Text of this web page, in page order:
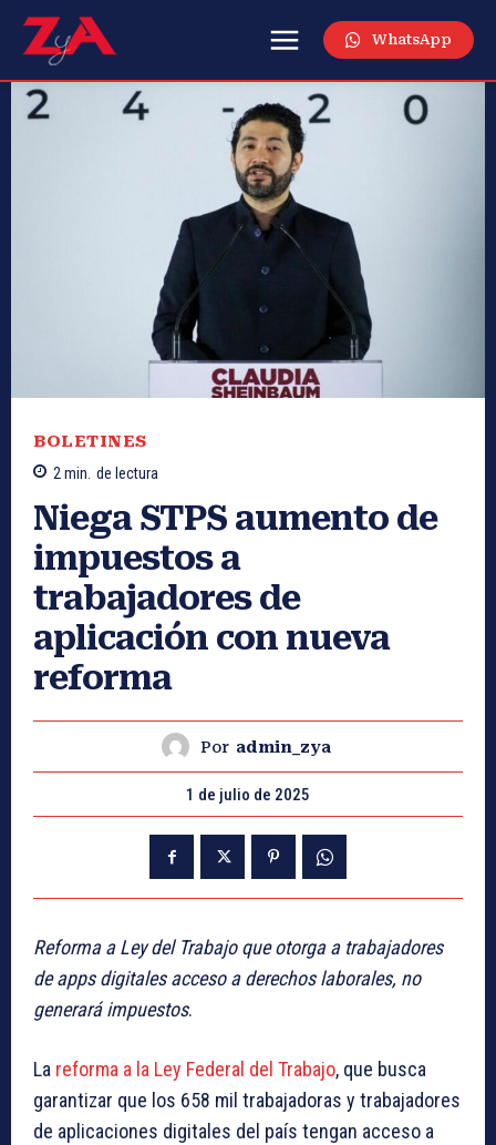
WhatsApp
BOLETINES
2min. de lectura
Niega STPS aumento de
impuestos a
trabajadores de
aplicación con nueva
reforma
Por admin_zya
1 de julio de 2025
Reforma a Ley del Trabajo que otorga a trabajadores
de apps digitales acceso a derechos laborales, no
generará impuestos.
La reforma a la Ley Federal del Trabajo, que busca
garantizar que los 658 mil trabajadoras y trabajadores
de aplicaciones digitales del país tengan acceso a